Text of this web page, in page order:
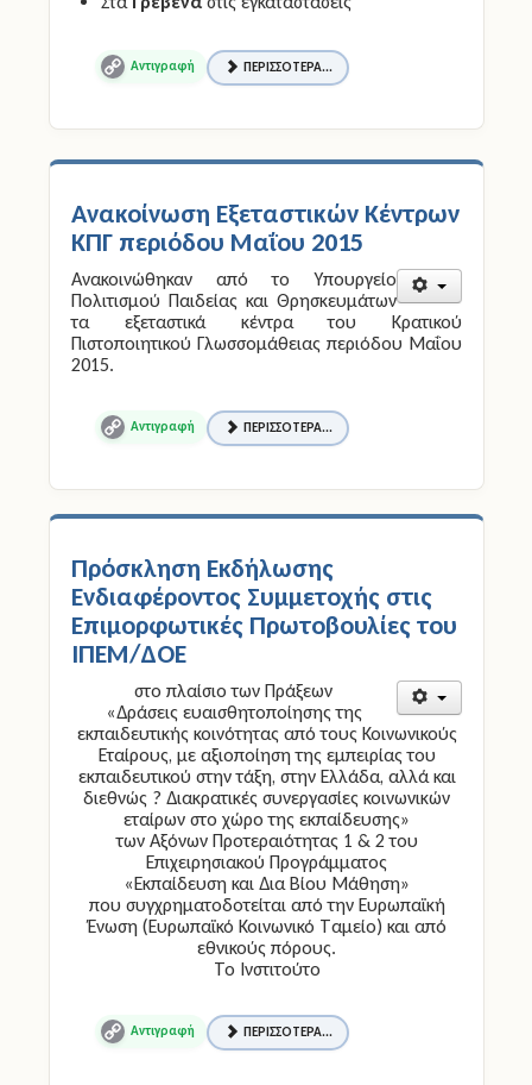
Link
Ανακοίνωση Εξεταστικών Κέντρων
ΚΠΓ περιόδου Μαΐου 2015
Ανακοινώθηκαν από το Υπουργείο
Πολιτισμού Παιδείας και Θρησκευμάτων
τα εξεταστικά κέντρα του Κρατικού
Πιστοποιητικού Γλωσσομάθειας περιόδου Μαΐου
2015.
Link
Πρόσκληση Εκδήλωσης
Ενδιαφέροντος Συμμετοχής στις
Επιμορφωτικές Πρωτοβουλίες του
ΙΠΕΜ/ΔΟΕ
στο πλαίσιο των Πράξεων
«Δράσεις ευαισθητοποίησης της
εκπαιδευτικής κοινότητας από τους Κοινωνικούς
Εταίρους, με αξιοποίηση της εμπειρίας του
εκπαιδευτικού στην τάξη, στην Ελλάδα, αλλά και
διεθνώς ? Διακρατικές συνεργασίες κοινωνικών
εταίρων στο χώρο της εκπαίδευσης»
των Αξόνων Προτεραιότητας 1 & 2 του
Επιχειρησιακού Προγράμματος
«Εκπαίδευση και Δια Βίου Μάθηση»
που συγχρηματοδοτείται από την Ευρωπαϊκή
Ένωση (Ευρωπαϊκό Κοινωνικό Ταμείο) και από
εθνικούς πόρους.
Το Ινστιτούτο
Link